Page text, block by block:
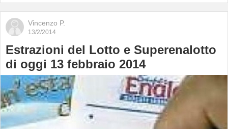
Vincenzo P.
13/2/2014
Estrazioni del Lotto e Superenalotto
di oggi 13 febbraio 2014